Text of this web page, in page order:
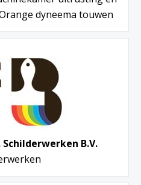
dyneema touwen
B.V.